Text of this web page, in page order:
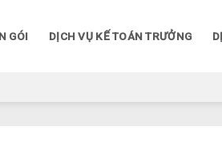
GÓI DỊCH VỤ KẾ TOÁN TRƯỞNG